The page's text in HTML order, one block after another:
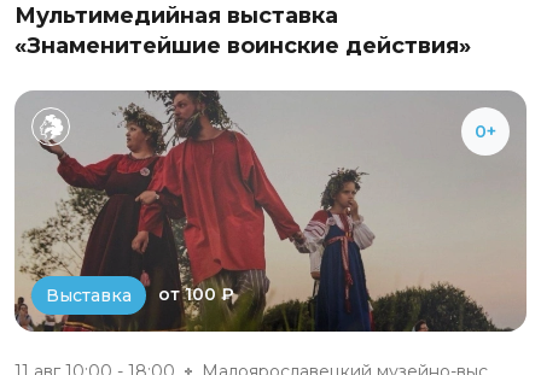
Мультимедийная выставка
«Знаменитейшие воинские действия»
0+
Выставка от 100 ₽